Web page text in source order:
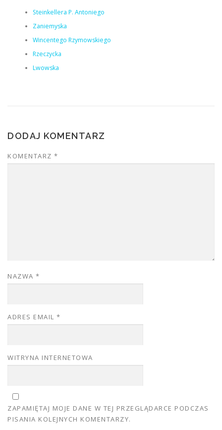
Steinkellera P. Antoniego
Zaniemyska
Wincentego Rzymowskiego
Rzeczycka
Lwowska
DODAJ KOMENTARZ
KOMENTARZ *
NAZWA *
ADRES EMAIL *
WITRYNA INTERNETOWA
ZAPAMIĘTAJ MOJE DANE W TEJ PRZEGLĄDARCE PODCZAS
PISANIA KOLEJNYCH KOMENTARZY.